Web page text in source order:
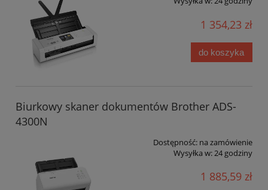
1 354,23 zł
do koszyka
Biurkowy skaner dokumentów Brother ADS-
4300N
Dostępność: na zamówienie
Wysyłka w:24 godziny
1 885,59 zł